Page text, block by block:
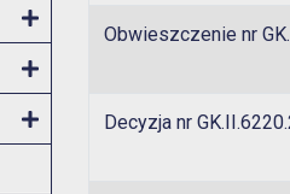
Obwieszczenie nr
Decyzja nr